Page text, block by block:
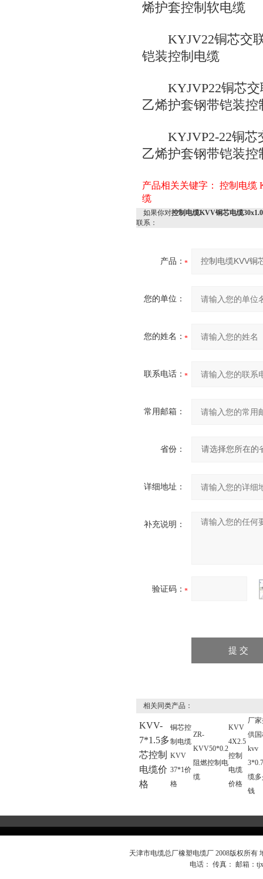
烯护套控制软电缆
KYJV22铜芯交联
铠装控制电缆
KYJVP22铜芯交
乙烯护套钢带铠装控
KYJVP2-22铜芯
乙烯护套钢带铠装控
产品相关关键字： 控制电缆
缆
如果你对控制电缆KVV铜芯电缆30x1.0
联系：
产品：
您的单位：
您的姓名：
联系电话：
常用邮箱：
省份：
详细地址：
补充说明：
验证码：
相关同类产品：
KVV-
7*1.5多
芯控制
电缆价
格
铜芯控
制电缆
KVV
37*1价
格
ZR-
KVV50*0.2
阻燃控制电
缆
KVV
4X2.5
控制
电缆
价格
厂
供
kvv
缆
钱
天津市电缆总厂橡塑电缆厂 2008版权所
电话： 传真： 邮箱：